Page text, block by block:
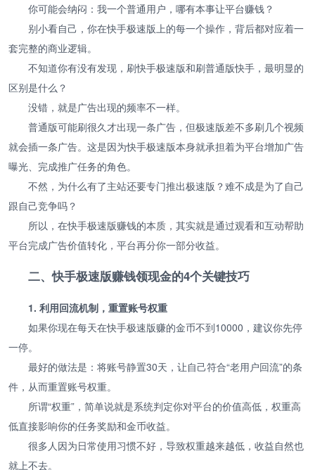
你可能会纳闷：我一个普通用户，哪有本事让平台赚钱？
别小看自己，你在快手极速版上的每一个操作，背后都对应着一
套完整的商业逻辑。
不知道你有没有发现，刷快手极速版和刷普通版快手，最明显的
区别是什么？
没错，就是广告出现的频率不一样。
普通版可能刷很久才出现一条广告，但极速版差不多刷几个视频
就会插一条广告。这是因为快手极速版本身就承担着为平台增加广告
曝光、完成推广任务的角色。
不然，为什么有了主站还要专门推出极速版？难不成是为了自己
跟自己竞争吗？
所以，在快手极速版赚钱的本质，其实就是通过观看和互动帮助
平台完成广告价值转化，平台再分你一部分收益。
二、快手极速版赚钱领现金的4个关键技巧
1. 利用回流机制，重置账号权重
如果你现在每天在快手极速版赚的金币不到10000，建议你先停
一停。
最好的做法是：将账号静置30天，让自己符合“老用户回流”的条
件，从而重置账号权重。
所谓“权重”，简单说就是系统判定你对平台的价值高低，权重高
低直接影响你的任务奖励和金币收益。
很多人因为日常使用习惯不好，导致权重越来越低，收益自然也
就上不去。